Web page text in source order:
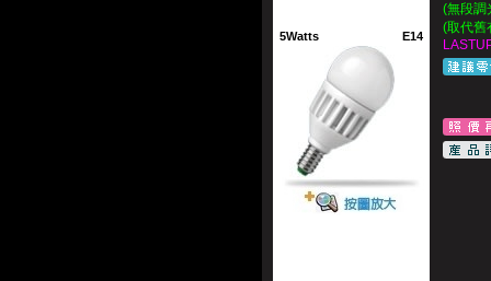
5Watts E14
(無段調
(取代舊